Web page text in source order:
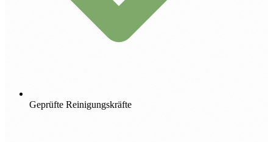
Geprüfte Reinigungskräfte